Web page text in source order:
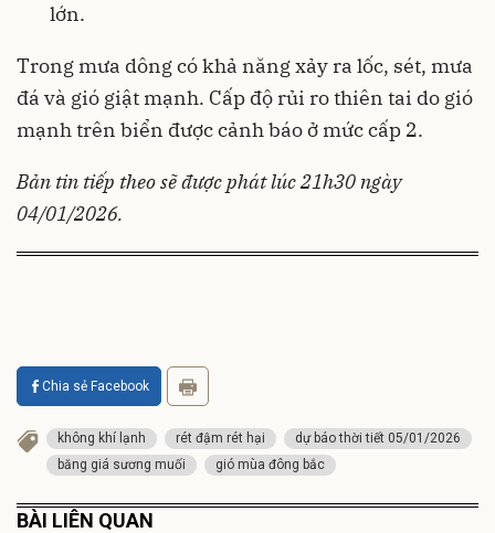
lớn.
Trong mưa dông có khả năng xảy ra lốc, sét, mưa
đá và gió giật mạnh. Cấp độ rủi ro thiên tai do gió
mạnh trên biển được cảnh báo ở mức cấp 2.
Bản tin tiếp theo sẽ được phát lúc 21h30 ngày
04/01/2026.
Chia sẻ Facebook
không khí lạnh rét đậm rét hại
dự báo thời tiết 05/01/2026
băng giá sương muối
gió mùa đông bắc
BÀI LIÊN QUAN